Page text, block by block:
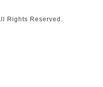
Rights Reserved.